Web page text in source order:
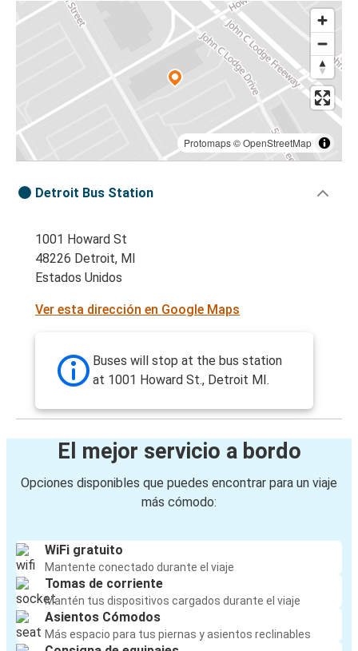
Protomaps©OpenStreetMap
Detroit Bus Station
1001 Howard St
48226 Detroit, MI
Estados Unidos
Ver esta dirección en Google Maps
Buses will stop at the bus station
at 1001 Howard St., Detroit MI.
El mejor servicio a bordo
Opciones disponibles que puedes encontrar para un viaje
más cómodo:
WiFi gratuito
Mantente conectado durante el viaje
Tomas de corriente
Mantén tus dispositivos cargados durante el viaje
Asientos Cómodos
Más espacio para tus piernas y asientos reclinables